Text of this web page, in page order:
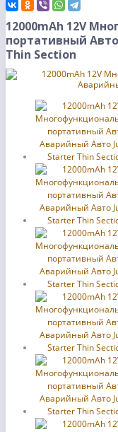
12000mAh 12V
портативный
Thin Section